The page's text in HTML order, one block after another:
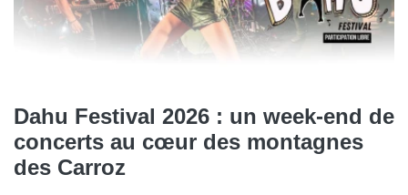
Dahu Festival 2026 : un week-end de
concerts au cœur des montagnes
des Carroz